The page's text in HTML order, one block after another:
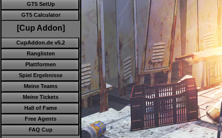
GT5 SetUp
GT5 Calculator
[Cup Addon]
CupAddon.de v5.2
Ranglisten
Plattformen
Spiel Ergebnisse
Meine Teams
Meine Tickets
Hall of Fame
Free Agents
FAQ Cup